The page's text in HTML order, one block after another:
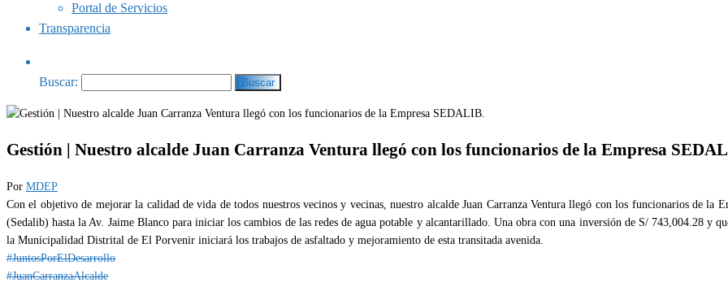
Portal de Servicios
Transparencia
Buscar:
Gestión | Nuestro alcalde Juan Carranza Ventura llegó con los funcionarios de la Empresa
Por MDEP
Con el objetivo de mejorar la calidad de vida de todos nuestros vecinos y vecinas, nuestro alcalde Juan Carranza Ventura llegó con los funcionarios de la
(Sedalib) hasta la Av. Jaime Blanco para iniciar los cambios de las redes de agua potable y alcantarillado. Una obra con una inversión de S/ 743,004.28 y
la Municipalidad Distrital de El Porvenir iniciará los trabajos de asfaltado y mejoramiento de esta transitada avenida.
#JuntosPorElDesarrollo
#JuanCarranzaAlcalde